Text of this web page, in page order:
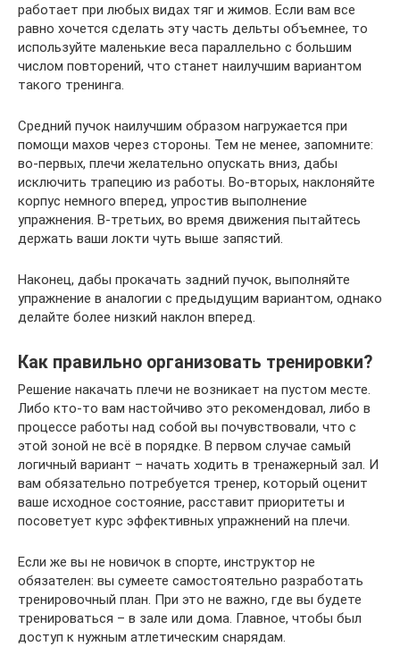
работает при любых видах тяг и жимов. Если вам все
равно хочется сделать эту часть дельты объемнее, то
используйте маленькие веса параллельно с большим
числом повторений, что станет наилучшим вариантом
такого тренинга.
Средний пучок наилучшим образом нагружается при
помощи махов через стороны. Тем не менее, запомните:
во-первых, плечи желательно опускать вниз, дабы
исключить трапецию из работы. Во-вторых, наклоняйте
корпус немного вперед, упростив выполнение
упражнения. В-третьих, во время движения пытайтесь
держать ваши локти чуть выше запястий.
Наконец, дабы прокачать задний пучок, выполняйте
упражнение в аналогии с предыдущим вариантом, однако
делайте более низкий наклон вперед.
Как правильно организовать тренировки?
Решение накачать плечи не возникает на пустом месте.
Либо кто-то вам настойчиво это рекомендовал, либо в
процессе работы над собой вы почувствовали, что с
этой зоной не всё в порядке. В первом случае самый
логичный вариант – начать ходить в тренажерный зал. И
вам обязательно потребуется тренер, который оценит
ваше исходное состояние, расставит приоритеты и
посоветует курс эффективных упражнений на плечи.
Если же вы не новичок в спорте, инструктор не
обязателен: вы сумеете самостоятельно разработать
тренировочный план. При это не важно, где вы будете
тренироваться – в зале или дома. Главное, чтобы был
доступ к нужным атлетическим снарядам.